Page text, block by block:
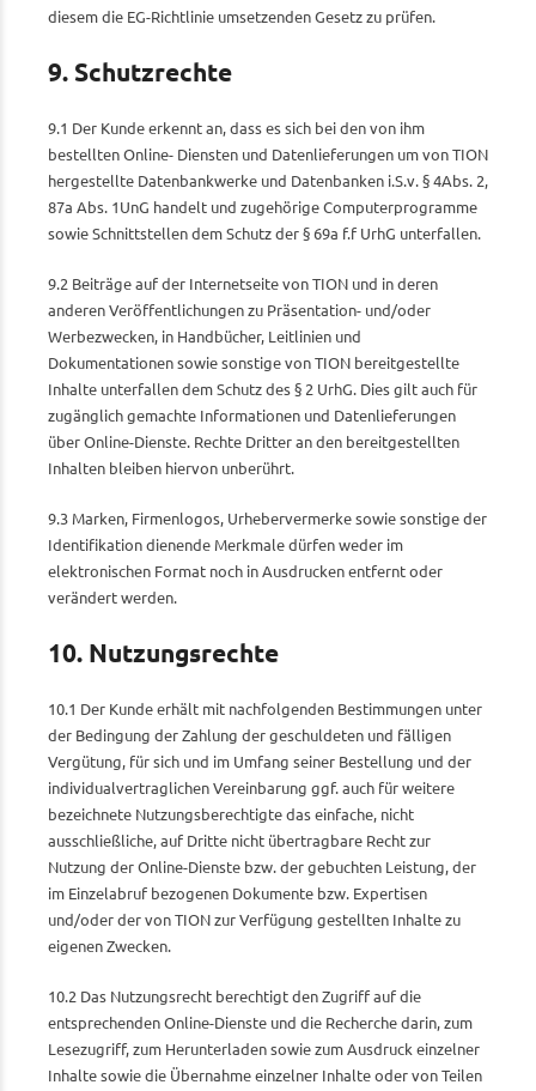
diesem die EG-Richtlinie umsetzenden Gesetz zu prüfen.
9. Schutzrechte
9.1 Der Kunde erkennt an, dass es sich bei den von ihm
bestellten Online- Diensten und Datenlieferungen um von TION
hergestellte Datenbankwerke und Datenbanken i.S.v. § 4Abs. 2,
87a Abs. 1UnG handelt und zugehörige Computerprogramme
sowie Schnittstellen dem Schutz der § 69a f.f UrhG unterfallen.
9.2 Beiträge auf der Internetseite von TION und in deren
anderen Veröffentlichungen zu Präsentation- und/oder
Werbezwecken, in Handbücher, Leitlinien und
Dokumentationen sowie sonstige von TION bereitgestellte
Inhalte unterfallen dem Schutz des § 2 UrhG. Dies gilt auch für
zugänglich gemachte Informationen und Datenlieferungen
über Online-Dienste. Rechte Dritter an den bereitgestellten
Inhalten bleiben hiervon unberührt.
9.3 Marken, Firmenlogos, Urhebervermerke sowie sonstige der
Identifikation dienende Merkmale dürfen weder im
elektronischen Format noch in Ausdrucken entfernt oder
verändert werden.
10. Nutzungsrechte
10.1 Der Kunde erhält mit nachfolgenden Bestimmungen unter
der Bedingung der Zahlung der geschuldeten und fälligen
Vergütung, für sich und im Umfang seiner Bestellung und der
individualvertraglichen Vereinbarung ggf. auch für weitere
bezeichnete Nutzungsberechtigte das einfache, nicht
ausschließliche, auf Dritte nicht übertragbare Recht zur
Nutzung der Online-Dienste bzw. der gebuchten Leistung, der
im Einzelabruf bezogenen Dokumente bzw. Expertisen
und/oder der von TION zur Verfügung gestellten Inhalte zu
eigenen Zwecken.
10.2 Das Nutzungsrecht berechtigt den Zugriff auf die
entsprechenden Online-Dienste und die Recherche darin, zum
Lesezugriff, zum Herunterladen sowie zum Ausdruck einzelner
Inhalte sowie die Übernahme einzelner Inhalte oder von Teilen